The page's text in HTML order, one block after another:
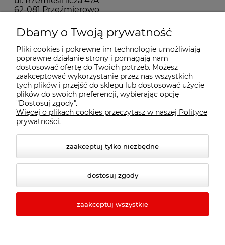
62-081 Przeźmierowo
Pomoc
Moje konto
Płatności i dostawa
O nas
© 2026 e-verto.pl. Wszelkie prawa zastrzeżone.
Dbamy o Twoją prywatność
Pliki cookies i pokrewne im technologie umożliwiają
poprawne działanie strony i pomagają nam
dostosować ofertę do Twoich potrzeb. Możesz
zaakceptować wykorzystanie przez nas wszystkich
tych plików i przejść do sklepu lub dostosować użycie
plików do swoich preferencji, wybierając opcję
"Dostosuj zgody".
Więcej o plikach cookies przeczytasz w naszej Polityce
prywatności.
zaakceptuj tylko niezbędne
dostosuj zgody
zaakceptuj wszystkie